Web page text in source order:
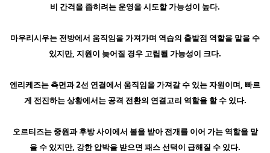
비 간격을 좁히려는 운영을 시도할 가능성이 높다.
마우리시우는 전방에서 움직임을 가져가며 역습의 출발점 역할을 맡을 수
있지만, 지원이 늦어질 경우 고립될 가능성이 크다.
엔리케즈는 측면과 2선 연결에서 움직임을 가져갈 수 있는 자원이며, 빠르
게 전진하는 상황에서는 공격 전환의 연결고리 역할을 할 수 있다.
오르티즈는 중원과 후방 사이에서 볼을 받아 전개를 이어 가는 역할을 맡
을 수 있지만, 강한 압박을 받으면 패스 선택이 급해질 수 있다.